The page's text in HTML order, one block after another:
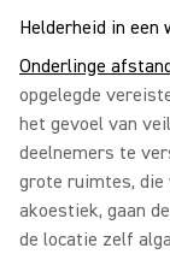
Helderheid in een
Onderlinge
opgelegde
het gevoel van
deelnemers te
grote ruimtes, die
akoestiek, gaan
de locatie zelf